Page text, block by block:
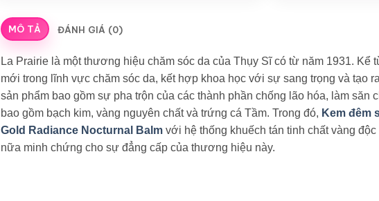
MÔ TẢ ĐÁNH GIÁ (0)
La Prairie là một thương hiệu chăm sóc da của Thụy Sĩ có từ năm 1931. Kể
mới trong lĩnh vực chăm sóc da, kết hợp khoa học với sự sang trọng và tạo
sản phẩm bao gồm sự pha trộn của các thành phần chống lão hóa, làm săn
bao gồm bạch kim, vàng nguyên chất và trứng cá Tầm. Trong đó, Kem đêm
Gold Radiance Nocturnal Balmvới hệ thống khuếch tán tinh chất vàng
nữa minh chứng cho sự đẳng cấp của thương hiệu này.